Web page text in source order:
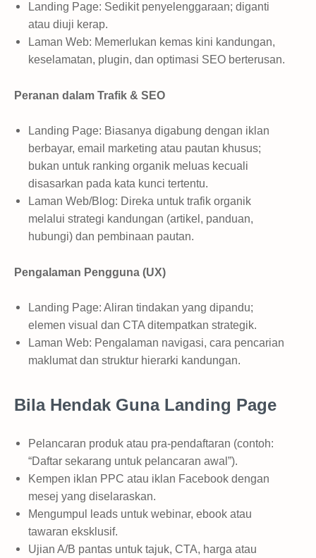
Landing Page: Sedikit penyelenggaraan; diganti
atau diuji kerap.
Laman Web: Memerlukan kemas kini kandungan,
keselamatan, plugin, dan optimasi SEO berterusan.
Peranan dalam Trafik & SEO
Landing Page: Biasanya digabung dengan iklan
berbayar, email marketing atau pautan khusus;
bukan untuk ranking organik meluas kecuali
disasarkan pada kata kunci tertentu.
Laman Web/Blog: Direka untuk trafik organik
melalui strategi kandungan (artikel, panduan,
hubungi) dan pembinaan pautan.
Pengalaman Pengguna (UX)
Landing Page: Aliran tindakan yang dipandu;
elemen visual dan CTA ditempatkan strategik.
Laman Web: Pengalaman navigasi, cara pencarian
maklumat dan struktur hierarki kandungan.
Bila Hendak Guna Landing Page
Pelancaran produk atau pra-pendaftaran (contoh:
“Daftar sekarang untuk pelancaran awal”).
Kempen iklan PPC atau iklan Facebook dengan
mesej yang diselaraskan.
Mengumpul leads untuk webinar, ebook atau
tawaran eksklusif.
Ujian A/B pantas untuk tajuk, CTA, harga atau